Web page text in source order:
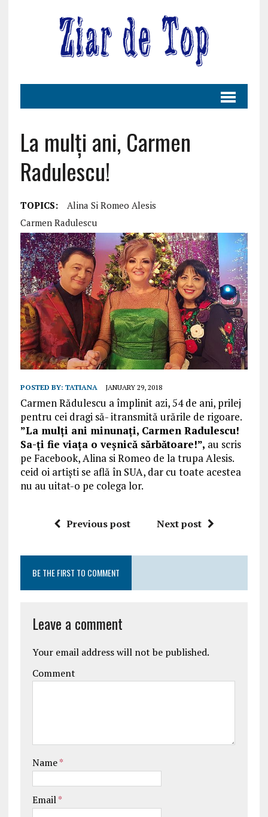
La mulți ani, Carmen
Radulescu!
TOPICS:
Alina Si Romeo Alesis
Carmen Radulescu
POSTED BY: TATIANA JANUARY 29, 2018
Carmen Rădulescu a împlinit azi, 54 de ani, prilej
pentru cei dragi să- itransmită urările de rigoare.
”La mulți ani minunați, Carmen Radulescu!
Sa-ți fie viața o veșnică sărbătoare!”, au scris
pe Facebook, Alina si Romeo de la trupa Alesis.
ceid oi artiști se află în SUA, dar cu toate acestea
nu au uitat-o pe colega lor.
Previous post Next post
BE THE FIRST TO COMMENT
Leave a comment
Your email address will not be published.
Comment
Name*
Email*